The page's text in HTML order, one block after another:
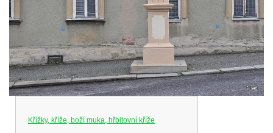
Křížky, kříže, boží muka, hřbitovní kříže